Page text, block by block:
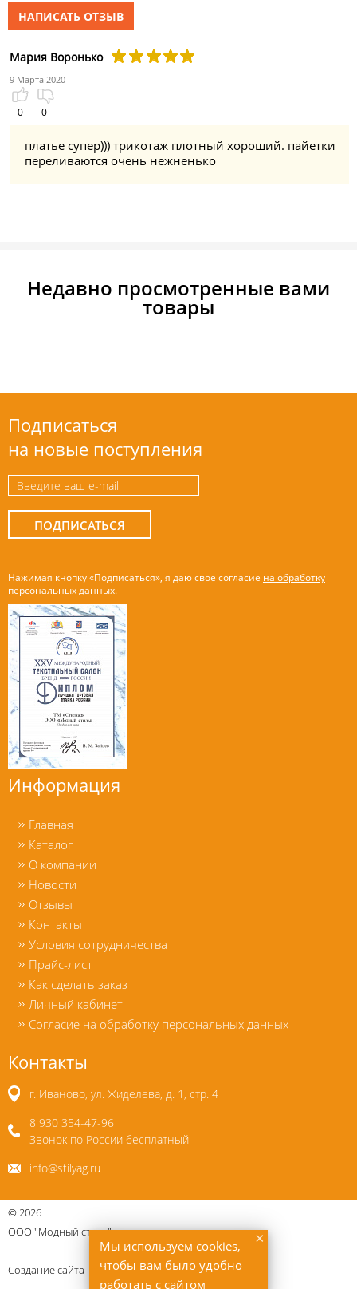
×
Мы используем cookies,
чтобы вам было удобно
работать с сайтом
НАПИСАТЬ ОТЗЫВ
Мария Воронько
9 Марта 2020
0 0
платье супер))) трикотаж плотный хороший. пайетки
переливаются очень нежненько
Недавно просмотренные вами
товары
Подписаться
на новые поступления
ПОДПИСАТЬСЯ
Нажимая кнопку «Подписаться», я даю свое согласие на обработку
персональных данных.
Информация
Главная
Каталог
О компании
Новости
Отзывы
Контакты
Условия сотрудничества
Прайс-лист
Как сделать заказ
Личный кабинет
Согласие на обработку персональных данных
Контакты
г. Иваново, ул. Жиделева, д. 1, стр. 4
8 930 354-47-96
Звонок по России бесплатный
info@stilyag.ru
©2026
ООО "Модный стиль"
Создание сайта — Uberweb.ru